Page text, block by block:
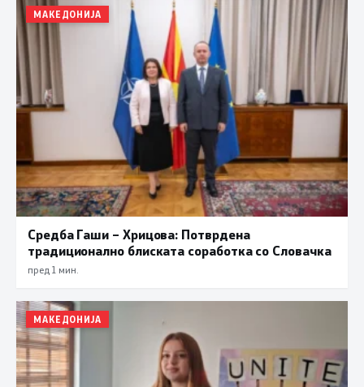
МАКЕДОНИЈА
Средба Гаши – Хрицова: Потврдена
традиционално блиската соработка со Словачка
пред 1 мин.
МАКЕДОНИЈА